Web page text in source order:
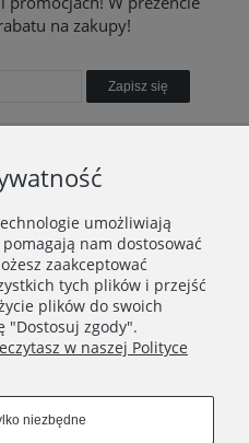
na zakupy!
Zapisz się
umożliwiają
nam dostosować
zaakceptować
tych plików i przejść
plików do swoich
"Dostosuj zgody".
w naszej Polityce
niezbędne